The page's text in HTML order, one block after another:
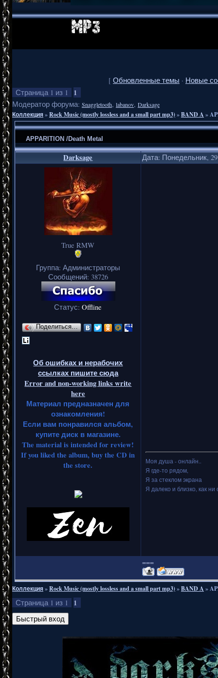
[ Обновленные темы · Новые
Страница 1 из 1 1
Модератор форума: Snaggletooth, labanov, Darksage
Коллекция»Rock Music (mostly lossless and a small part mp3)»BAND A »
APPARITION /Death Metal
Darksage Дата: Понедельник,
True RMW
Группа: Администраторы
Сообщений: 38726
Статус:Offline
Поделиться…
Об ошибках и нерабочих
ссылках пишите сюда
Error and non-working links write
here
Материал предназначен для
ознакомления!
Если вам понравился альбом,
купите диск в магазине.
The material is intended for review!
If you liked the album, buy the CD in
the store.
Моя душа - онлайн..
Я где-то рядом,
Я за стеклом экрана
Я далеко и близко, как ни
===
Коллекция»Rock Music (mostly lossless and a small part mp3)»BAND A »
Страница 1 из 1 1